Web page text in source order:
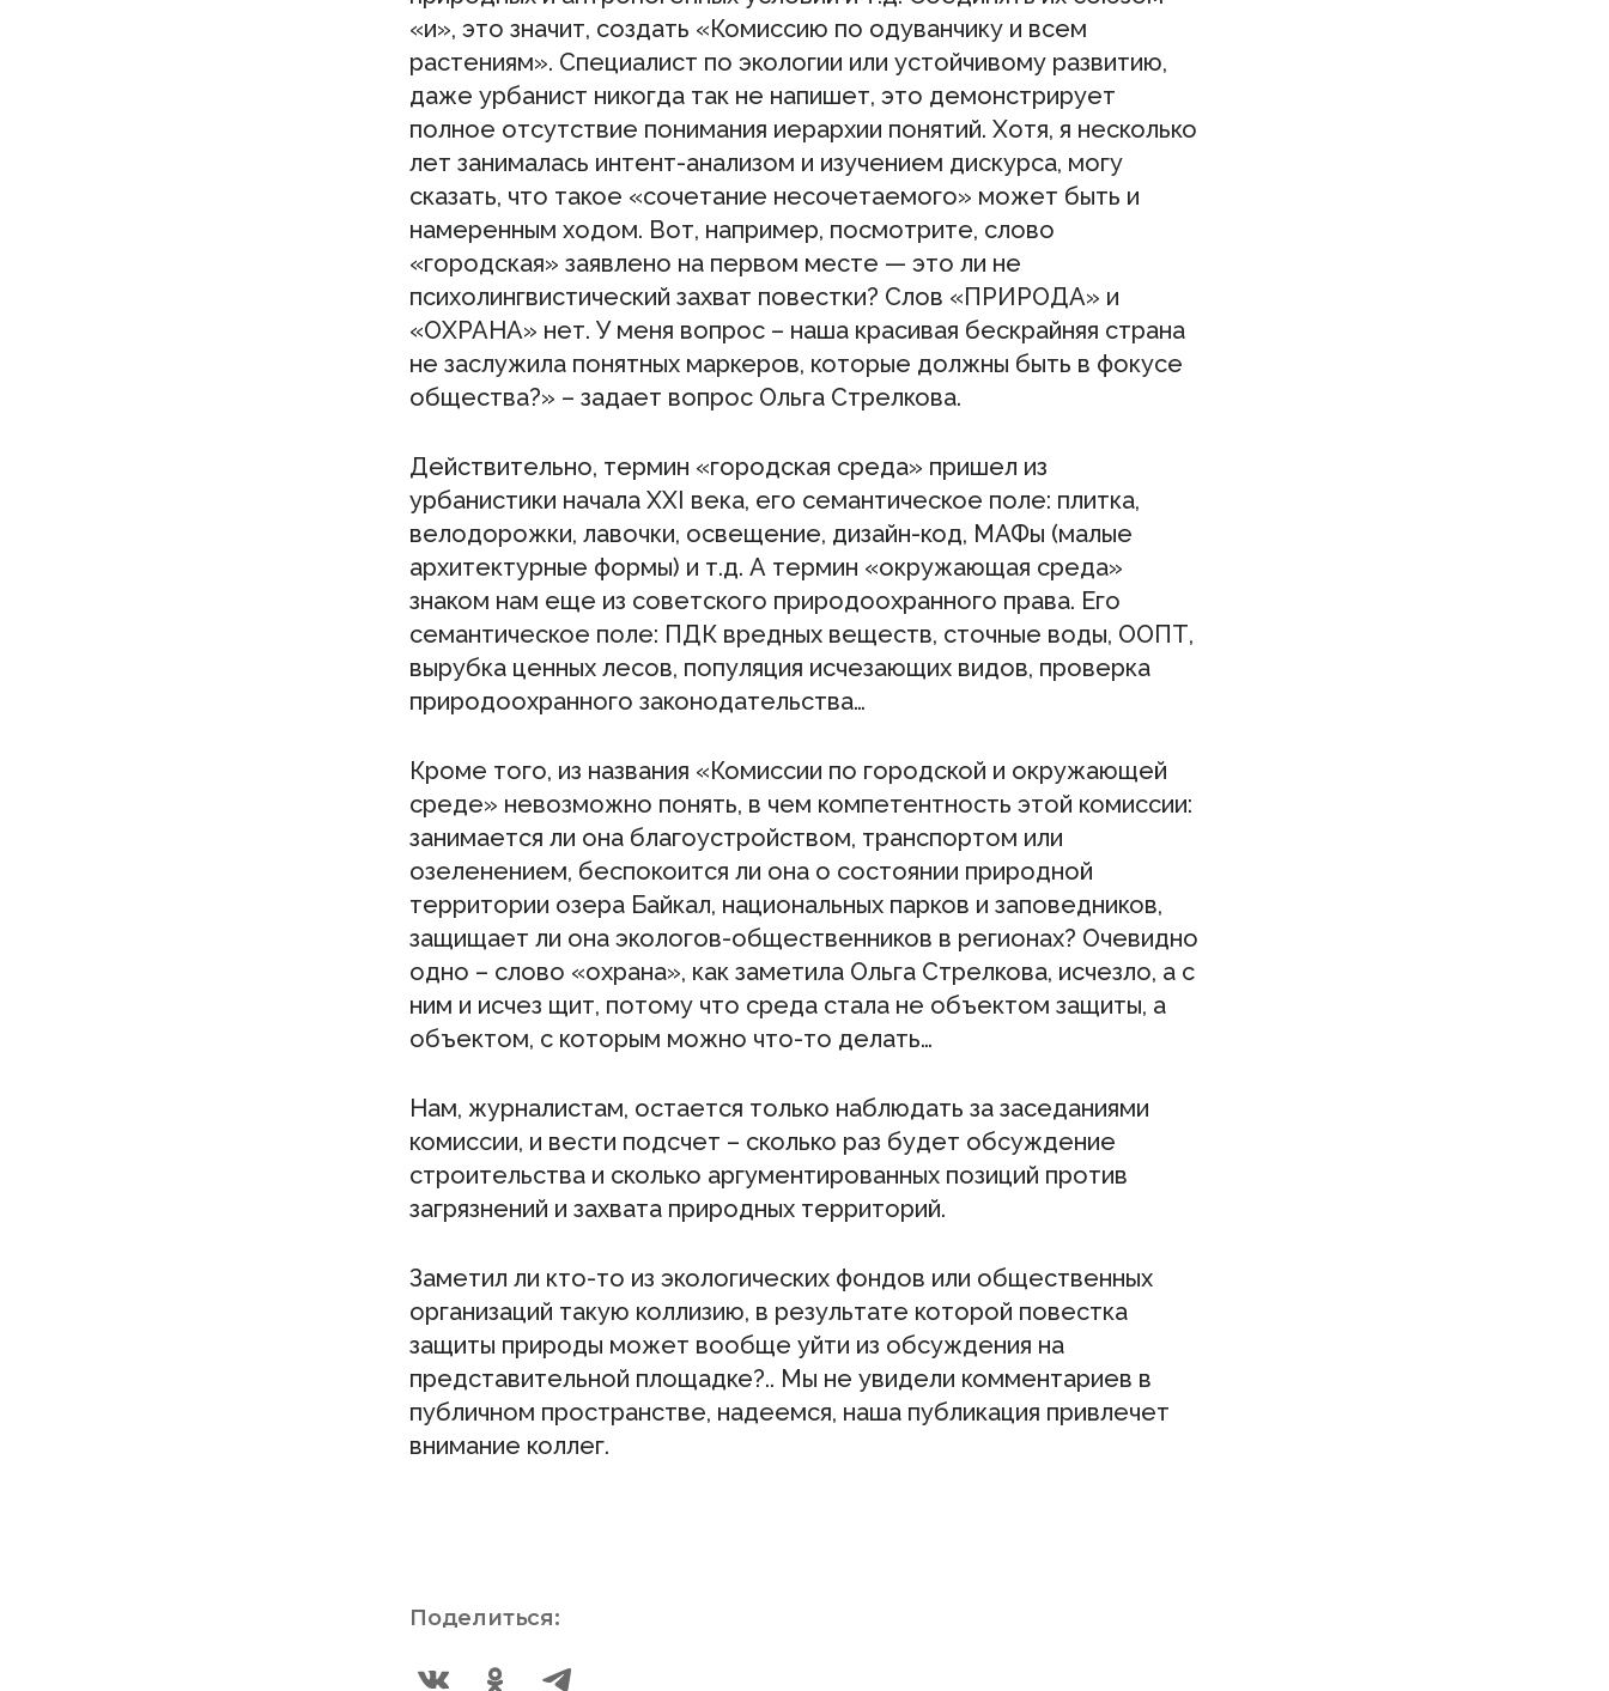
«и», это значит, создать «Комиссию по одуванчику и всем
растениям». Специалист по экологии или устойчивому развитию,
даже урбанист никогда так не напишет, это демонстрирует
полное отсутствие понимания иерархии понятий. Хотя, я несколько
лет занималась интент-анализом и изучением дискурса, могу
сказать, что такое «сочетание несочетаемого» может быть и
намеренным ходом. Вот, например, посмотрите, слово
«городская» заявлено на первом месте — это ли не
психолингвистический захват повестки? Слов «ПРИРОДА» и
«ОХРАНА» нет. У меня вопрос – наша красивая бескрайняя страна
не заслужила понятных маркеров, которые должны быть в фокусе
общества?» – задает вопрос Ольга Стрелкова.
Действительно, термин «городская среда» пришел из
урбанистики начала XXI века, его семантическое поле: плитка,
велодорожки, лавочки, освещение, дизайн-код, МАФы (малые
архитектурные формы) и т.д. А термин «окружающая среда»
знаком нам еще из советского природоохранного права. Его
семантическое поле: ПДК вредных веществ, сточные воды, ООПТ,
вырубка ценных лесов, популяция исчезающих видов, проверка
природоохранного законодательства…
Кроме того, из названия «Комиссии по городской и окружающей
среде» невозможно понять, в чем компетентность этой комиссии:
занимается ли она благоустройством, транспортом или
озеленением, беспокоится ли она о состоянии природной
территории озера Байкал, национальных парков и заповедников,
защищает ли она экологов-общественников в регионах? Очевидно
одно – слово «охрана», как заметила Ольга Стрелкова, исчезло, а с
ним и исчез щит, потому что среда стала не объектом защиты, а
объектом, с которым можно что-то делать…
Нам, журналистам, остается только наблюдать за заседаниями
комиссии, и вести подсчет – сколько раз будет обсуждение
строительства и сколько аргументированных позиций против
загрязнений и захвата природных территорий.
Заметил ли кто-то из экологических фондов или общественных
организаций такую коллизию, в результате которой повестка
защиты природы может вообще уйти из обсуждения на
представительной площадке?.. Мы не увидели комментариев в
публичном пространстве, надеемся, наша публикация привлечет
внимание коллег.
Поделиться: